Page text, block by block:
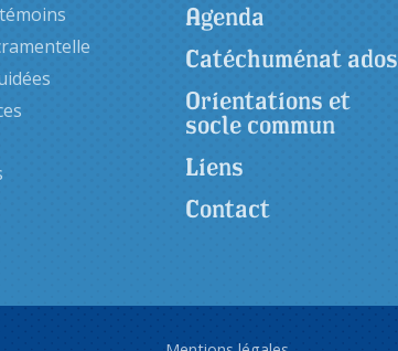
Agenda
Catéchuménat ados
Orientations et
socle commun
Liens
Contact